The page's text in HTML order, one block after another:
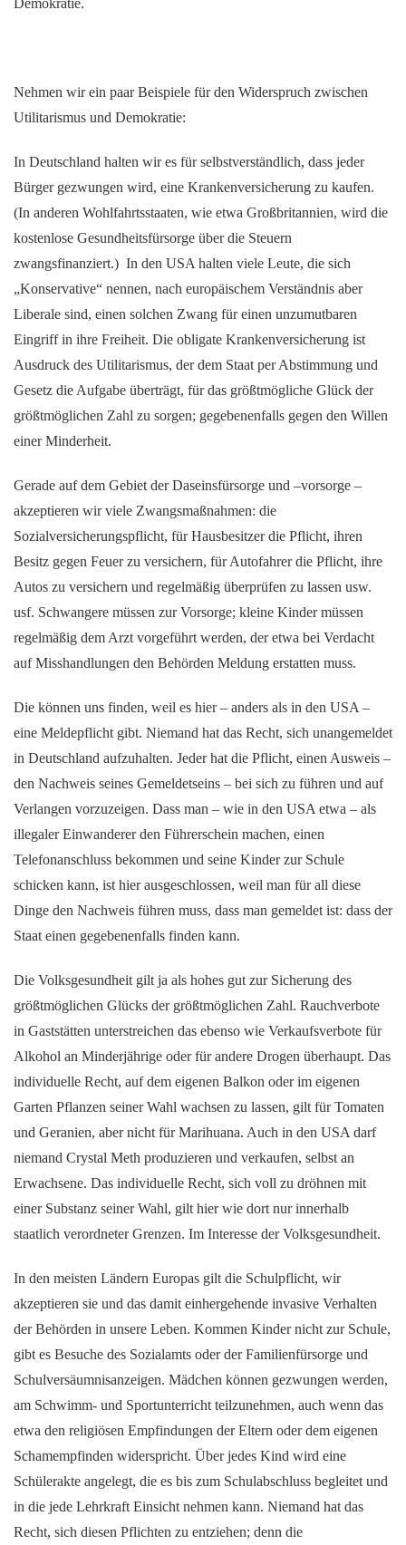
Demokratie.
Nehmen wir ein paar Beispiele für den Widerspruch zwischen
Utilitarismus und Demokratie:
In Deutschland halten wir es für selbstverständlich, dass jeder
Bürger gezwungen wird, eine Krankenversicherung zu kaufen.
(In anderen Wohlfahrtsstaaten, wie etwa Großbritannien, wird die
kostenlose Gesundheitsfürsorge über die Steuern
zwangsfinanziert.) In den USA halten viele Leute, die sich
„Konservative“ nennen, nach europäischem Verständnis aber
Liberale sind, einen solchen Zwang für einen unzumutbaren
Eingriff in ihre Freiheit. Die obligate Krankenversicherung ist
Ausdruck des Utilitarismus, der dem Staat per Abstimmung und
Gesetz die Aufgabe überträgt, für das größtmögliche Glück der
größtmöglichen Zahl zu sorgen; gegebenenfalls gegen den Willen
einer Minderheit.
Gerade auf dem Gebiet der Daseinsfürsorge und –vorsorge –
akzeptieren wir viele Zwangsmaßnahmen: die
Sozialversicherungspflicht, für Hausbesitzer die Pflicht, ihren
Besitz gegen Feuer zu versichern, für Autofahrer die Pflicht, ihre
Autos zu versichern und regelmäßig überprüfen zu lassen usw.
usf. Schwangere müssen zur Vorsorge; kleine Kinder müssen
regelmäßig dem Arzt vorgeführt werden, der etwa bei Verdacht
auf Misshandlungen den Behörden Meldung erstatten muss.
Die können uns finden, weil es hier – anders als in den USA –
eine Meldepflicht gibt. Niemand hat das Recht, sich unangemeldet
in Deutschland aufzuhalten. Jeder hat die Pflicht, einen Ausweis –
den Nachweis seines Gemeldetseins – bei sich zu führen und auf
Verlangen vorzuzeigen. Dass man – wie in den USA etwa – als
illegaler Einwanderer den Führerschein machen, einen
Telefonanschluss bekommen und seine Kinder zur Schule
schicken kann, ist hier ausgeschlossen, weil man für all diese
Dinge den Nachweis führen muss, dass man gemeldet ist: dass der
Staat einen gegebenenfalls finden kann.
Die Volksgesundheit gilt ja als hohes gut zur Sicherung des
größtmöglichen Glücks der größtmöglichen Zahl. Rauchverbote
in Gaststätten unterstreichen das ebenso wie Verkaufsverbote für
Alkohol an Minderjährige oder für andere Drogen überhaupt. Das
individuelle Recht, auf dem eigenen Balkon oder im eigenen
Garten Pflanzen seiner Wahl wachsen zu lassen, gilt für Tomaten
und Geranien, aber nicht für Marihuana. Auch in den USA darf
niemand Crystal Meth produzieren und verkaufen, selbst an
Erwachsene. Das individuelle Recht, sich voll zu dröhnen mit
einer Substanz seiner Wahl, gilt hier wie dort nur innerhalb
staatlich verordneter Grenzen. Im Interesse der Volksgesundheit.
In den meisten Ländern Europas gilt die Schulpflicht, wir
akzeptieren sie und das damit einhergehende invasive Verhalten
der Behörden in unsere Leben. Kommen Kinder nicht zur Schule,
gibt es Besuche des Sozialamts oder der Familienfürsorge und
Schulversäumnisanzeigen. Mädchen können gezwungen werden,
am Schwimm- und Sportunterricht teilzunehmen, auch wenn das
etwa den religiösen Empfindungen der Eltern oder dem eigenen
Schamempfinden widerspricht. Über jedes Kind wird eine
Schülerakte angelegt, die es bis zum Schulabschluss begleitet und
in die jede Lehrkraft Einsicht nehmen kann. Niemand hat das
Recht, sich diesen Pflichten zu entziehen; denn die